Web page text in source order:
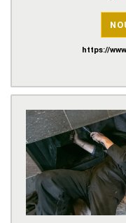
https://